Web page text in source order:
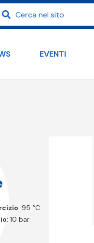
EVENTI
: 95 °C
: 10 bar